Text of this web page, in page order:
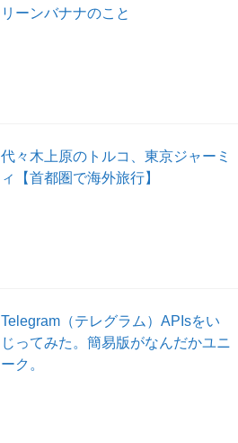
リーンバナナのこと
代々木上原のトルコ、東京ジャーミ
ィ【首都圏で海外旅行】
Telegram（テレグラム）APIsをい
じってみた。簡易版がなんだかユニ
ーク。